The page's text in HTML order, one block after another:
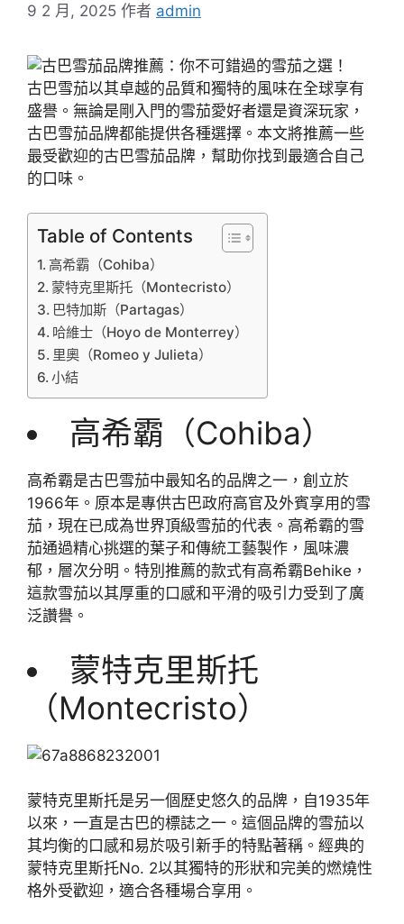
9 2 月, 2025 作者 admin
古巴雪茄以其卓越的品質和獨特的風味在全球享有
盛譽。無論是剛入門的雪茄愛好者還是資深玩家，
古巴雪茄品牌都能提供各種選擇。本文將推薦一些
最受歡迎的古巴雪茄品牌，幫助你找到最適合自己
的口味。
Table of Contents
高希霸（Cohiba）
蒙特克里斯托（Montecristo）
巴特加斯（Partagas）
哈維士（Hoyo de Monterrey）
里奧（Romeo y Julieta）
小結
高希霸（Cohiba）
高希霸是古巴雪茄中最知名的品牌之一，創立於
1966年。原本是專供古巴政府高官及外賓享用的雪
茄，現在已成為世界頂級雪茄的代表。高希霸的雪
茄通過精心挑選的葉子和傳統工藝製作，風味濃
郁，層次分明。特別推薦的款式有高希霸Behike，
這款雪茄以其厚重的口感和平滑的吸引力受到了廣
泛讚譽。
蒙特克里斯托
（Montecristo）
蒙特克里斯托是另一個歷史悠久的品牌，自1935年
以來，一直是古巴的標誌之一。這個品牌的雪茄以
其均衡的口感和易於吸引新手的特點著稱。經典的
蒙特克里斯托No. 2以其獨特的形狀和完美的燃燒性
格外受歡迎，適合各種場合享用。